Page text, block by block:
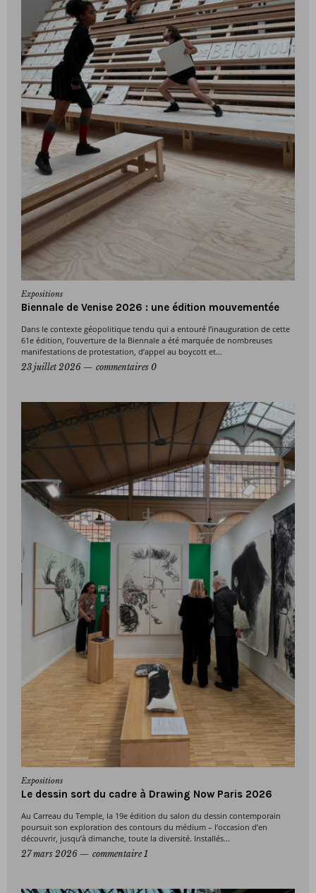
Expositions
Biennale de Venise 2026 : une édition mouvementée
Dans le contexte géopolitique tendu qui a entouré l’inauguration de cette
61e édition, l’ouverture de la Biennale a été marquée de nombreuses
manifestations de protestation, d’appel au boycott et...
23 juillet 2026
commentaires 0
Expositions
Le dessin sort du cadre à Drawing Now Paris 2026
Au Carreau du Temple, la 19e édition du salon du dessin contemporain
poursuit son exploration des contours du médium – l’occasion d’en
découvrir, jusqu’à dimanche, toute la diversité. Installés...
27 mars 2026
commentaire 1